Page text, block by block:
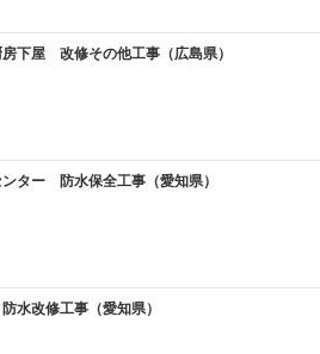
下屋 改修その他工事（広島県）
ター 防水保全工事（愛知県）
水改修工事（愛知県）